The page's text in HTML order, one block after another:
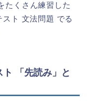
たくさん練習した
ト 文法問題 でる
「先読み」と